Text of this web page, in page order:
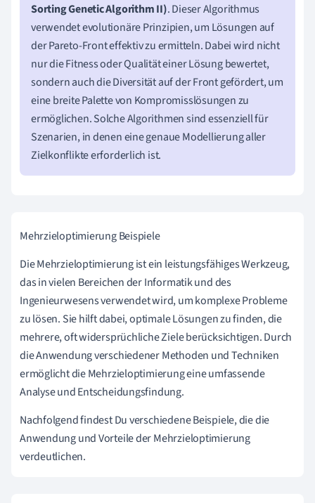
Sorting Genetic Algorithm II). Dieser Algorithmus
verwendet evolutionäre Prinzipien, um Lösungen auf
der Pareto-Front effektiv zu ermitteln. Dabei wird nicht
nur die Fitness oder Qualität einer Lösung bewertet,
sondern auch die Diversität auf der Front gefördert, um
eine breite Palette von Kompromisslösungen zu
ermöglichen. Solche Algorithmen sind essenziell für
Szenarien, in denen eine genaue Modellierung aller
Zielkonflikte erforderlich ist.
Mehrzieloptimierung Beispiele
Die Mehrzieloptimierung ist ein leistungsfähiges Werkzeug,
das in vielen Bereichen der Informatik und des
Ingenieurwesens verwendet wird, um komplexe Probleme
zu lösen. Sie hilft dabei, optimale Lösungen zu finden, die
mehrere, oft widersprüchliche Ziele berücksichtigen. Durch
die Anwendung verschiedener Methoden und Techniken
ermöglicht die Mehrzieloptimierung eine umfassende
Analyse und Entscheidungsfindung.
Nachfolgend findest Du verschiedene Beispiele, die die
Anwendung und Vorteile der Mehrzieloptimierung
verdeutlichen.